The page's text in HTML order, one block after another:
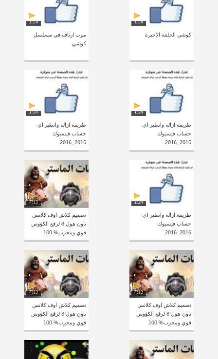
1:24
كوشي الحلقة الاخيرة
1:24
موت ارناف في مسلسل
كوشي
1:24
طريقة ازالة واتطير اي
حساب فيسبوك
2016_2016
1:24
طريقة ازالة واتطير اي
حساب فيسبوك
2016_2016
1:24
طريقة ازالة واتطير اي
حساب فيسبوك
2016_2016
4:13
تصميم كلاش اوف كلانس
تاون هول 8 لرفع الكؤوس
قوي ومجرب% 100
4:13
تصميم كلاش اوف كلانس
تاون هول 8 لرفع الكؤوس
قوي ومجرب% 100
4:13
تصميم كلاش اوف كلانس
تاون هول 8 لرفع الكؤوس
قوي ومجرب% 100